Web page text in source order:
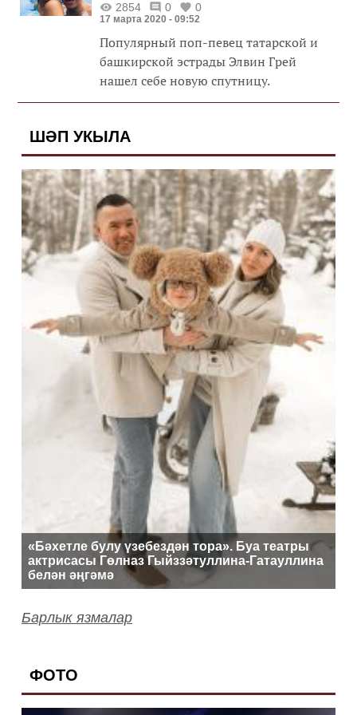
2854
0 0
17 марта 2020 - 09:52
Популярный поп-певец татарской и
башкирской эстрады Элвин Грей
нашел себе новую спутницу.
ШӘП УКЫЛА
«Бәхетле булу үзебездән тора». Буа театры
актрисасы Гөлназ Гыйззәтуллина-Гатауллина
белән әңгәмә
Барлык язмалар
ФОТО